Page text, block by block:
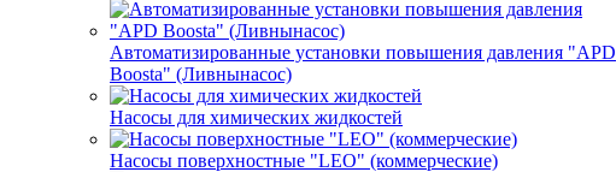
Автоматизированные установки повышения давления "APD
Boosta" (Ливнынасос)
Насосы для химических жидкостей
Насосы поверхностные "LEO" (коммерческие)